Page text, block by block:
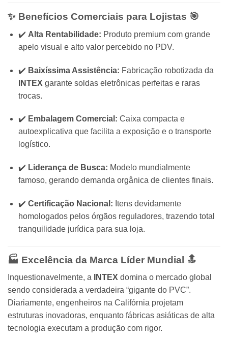
✨ Benefícios Comerciais para Lojistas 🎯
✔️ Alta Rentabilidade: Produto premium com grande
apelo visual e alto valor percebido no PDV.
✔️ Baixíssima Assistência: Fabricação robotizada da
INTEX garante soldas eletrônicas perfeitas e raras
trocas.
✔️ Embalagem Comercial: Caixa compacta e
autoexplicativa que facilita a exposição e o transporte
logístico.
✔️ Liderança de Busca: Modelo mundialmente
famoso, gerando demanda orgânica de clientes finais.
✔️ Certificação Nacional: Itens devidamente
homologados pelos órgãos reguladores, trazendo total
tranquilidade jurídica para sua loja.
🏭 Excelência da Marca Líder Mundial 🔝
Inquestionavelmente, a INTEX domina o mercado global
sendo considerada a verdadeira “gigante do PVC”.
Diariamente, engenheiros na Califórnia projetam
estruturas inovadoras, enquanto fábricas asiáticas de alta
tecnologia executam a produção com rigor.